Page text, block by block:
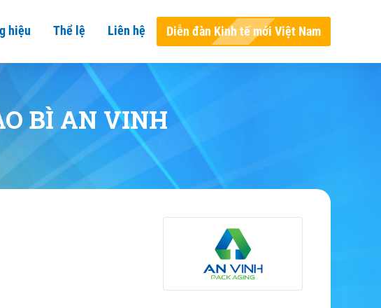
hiệu Thể lệ Liên hệ Diễn đàn Kinh tế mới Việt Nam
BÌ AN VINH